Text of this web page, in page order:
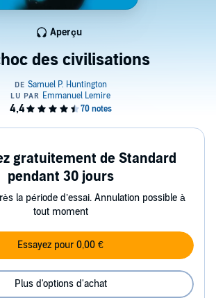
des civilisations
Aperçu
gratuitement de Standard
pendant 30 jours
la période d’essai. Annulation possible à
tout moment
Essayez pour 0,00 €
Plus d'options d'achat